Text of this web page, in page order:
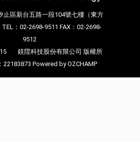
止區新台五路一段104號七樓（東方
：02-2698-9511 FAX：02-2698-
9512
鎂陞科技股份有限公司 版權所
22183873 Powered by OZCHAMP